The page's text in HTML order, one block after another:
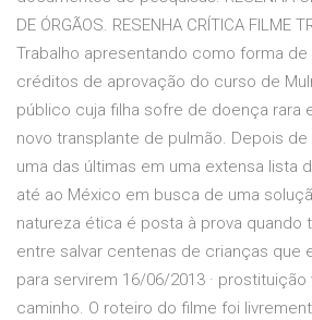
DE ÓRGÃOS. RESENHA CRÍTICA FILME
Trabalho apresentando como forma
créditos de aprovação do curso de
público cuja filha sofre de doença rara
novo transplante de pulmão. Depois
uma das últimas em uma extensa lista
até ao México em busca de uma
natureza ética é posta à prova quando
entre salvar centenas de crianças que
para servirem 16/06/2013 ·
caminho. O roteiro do filme foi